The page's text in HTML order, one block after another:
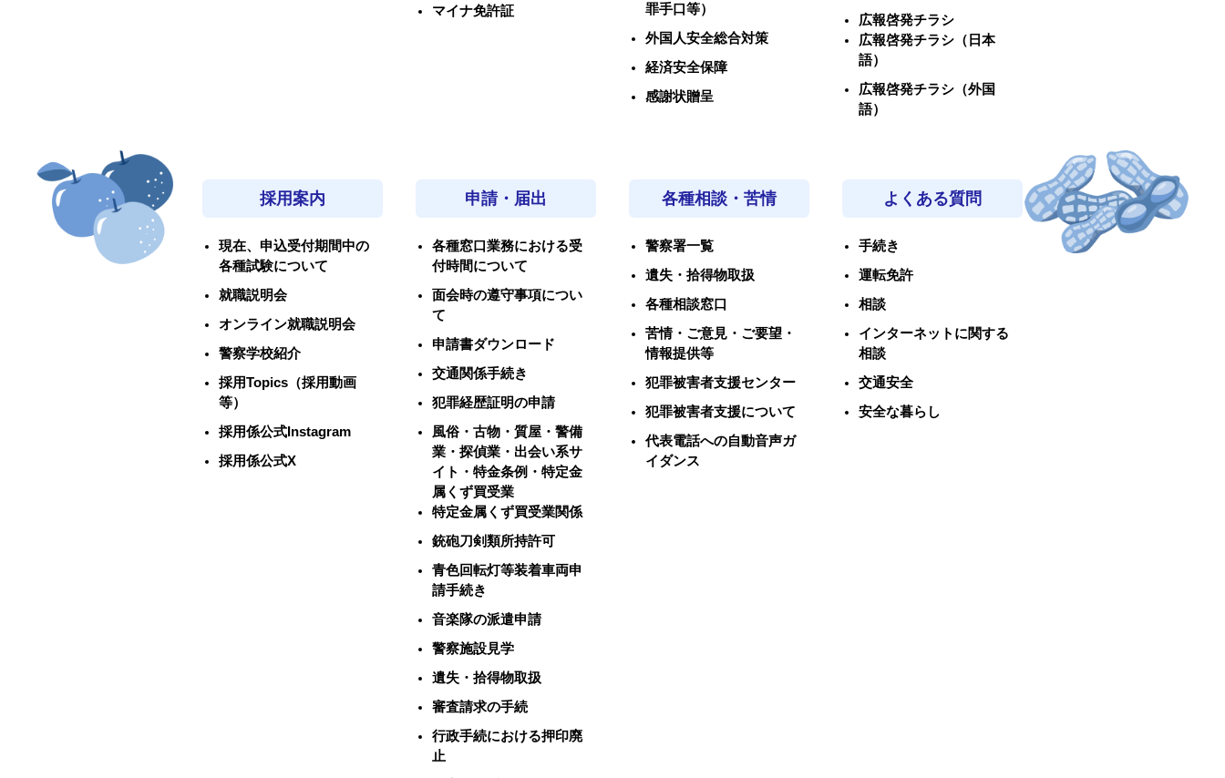
マイナ免許証
罪手口等）
外国人安全総合対策
経済安全保障
感謝状贈呈
広報啓発チラシ
広報啓発チラシ（日本
語）
広報啓発チラシ（外国
語）
採用案内
現在、申込受付期間中の
各種試験について
就職説明会
オンライン就職説明会
警察学校紹介
採用Topics（採用動画
等）
採用係公式Instagram
採用係公式X
申請・届出
各種窓口業務における受
付時間について
面会時の遵守事項につい
て
申請書ダウンロード
交通関係手続き
犯罪経歴証明の申請
風俗・古物・質屋・警備
業・探偵業・出会い系サ
イト・特金条例・特定金
属くず買受業
特定金属くず買受業関係
銃砲刀剣類所持許可
青色回転灯等装着車両申
請手続き
音楽隊の派遣申請
警察施設見学
遺失・拾得物取扱
審査請求の手続
行政手続における押印廃
止
各種相談・苦情
警察署一覧
遺失・拾得物取扱
各種相談窓口
苦情・ご意見・ご要望・
情報提供等
犯罪被害者支援センター
犯罪被害者支援について
代表電話への自動音声ガ
イダンス
よくある質問
手続き
運転免許
相談
インターネットに関する
相談
交通安全
安全な暮らし